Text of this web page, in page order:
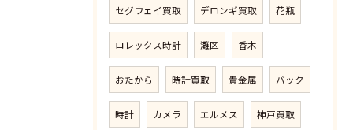
セグウェイ買取 デロンギ買取 花瓶
ロレックス時計 灘区 香木
おたから 時計買取 貴金属 バック
時計 カメラ エルメス 神戸買取